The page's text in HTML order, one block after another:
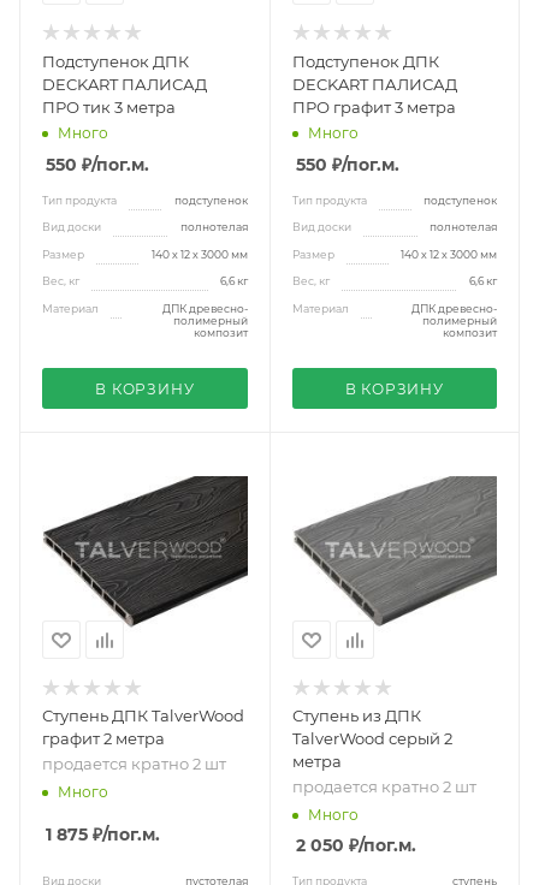
Подступенок ДПК
DECKART ПАЛИСАД
ПРО тик 3 метра
Много
550 ₽/пог.м.
Тип продукта подступенок
Вид доски полнотелая
Размер 140 х 12 х 3000 мм
Вес, кг 6,6 кг
Материал
ДПК древесно-
полимерный
композит
В КОРЗИНУ
Подступенок ДПК
DECKART ПАЛИСАД
ПРО графит 3 метра
Много
550 ₽/пог.м.
Тип продукта подступенок
Вид доски полнотелая
Размер 140 х 12 х 3000 мм
Вес, кг 6,6 кг
Материал
ДПК древесно-
полимерный
композит
В КОРЗИНУ
Ступень ДПК TalverWood
графит 2 метра
продается кратно 2 шт
Много
1 875 ₽/пог.м.
Вид доски пустотелая
Ступень из ДПК
TalverWood серый 2
метра
продается кратно 2 шт
Много
2 050 ₽/пог.м.
Тип продукта ступень